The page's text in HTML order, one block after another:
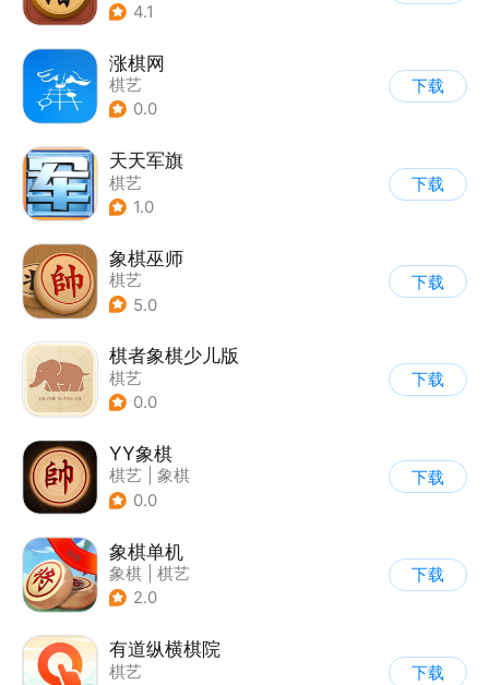
4.1
涨棋网
棋艺
0.0
下载
天天军旗
棋艺
1.0
下载
象棋巫师
棋艺
5.0
下载
棋者象棋少儿版
棋艺
0.0
下载
YY象棋
棋艺
象棋
0.0
下载
象棋单机
象棋
棋艺
2.0
下载
有道纵横棋院
棋艺
下载